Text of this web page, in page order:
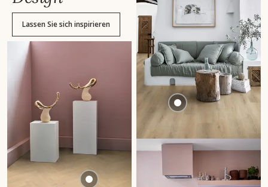
Lassen Sie sich inspirieren